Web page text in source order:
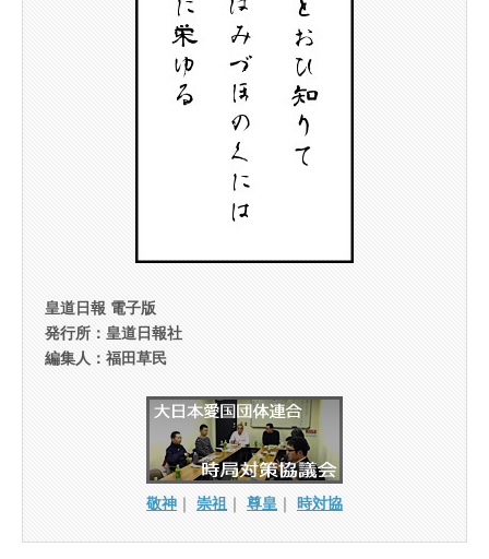
皇道日報 電子版
発行所：皇道日報社
編集人：福田草民
敬神 ｜ 崇祖 ｜ 尊皇 ｜ 時対協